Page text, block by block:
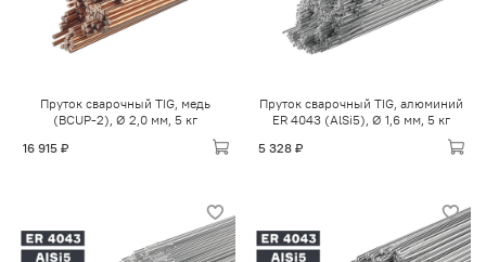
Пруток сварочный TIG, медь
(BCUP-2), Ø 2,0 мм, 5 кг
16 915 ₽
Пруток сварочный TIG, алюминий
ER 4043 (AlSi5), Ø 1,6 мм, 5 кг
5 328 ₽